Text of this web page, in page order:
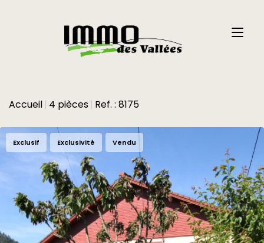
Accueil 4 pièces Ref. : 8175
Exclusif Exclusivité Vendu